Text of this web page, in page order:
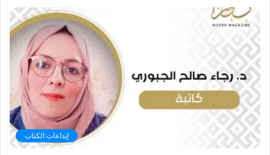
إبداعات الكتاب